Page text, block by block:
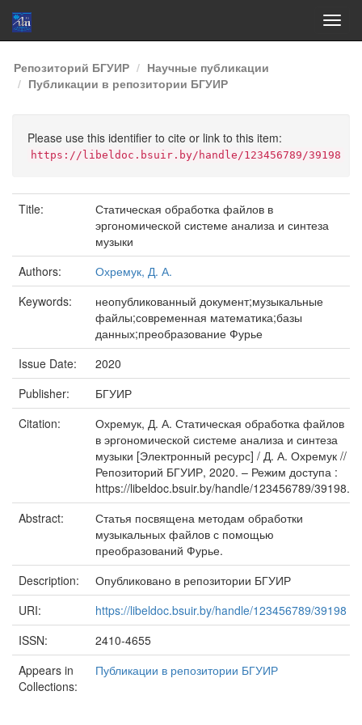
Skip
navigation
Репозиторий БГУИР
Научные публикации
Публикации в репозитории БГУИР
Please use this identifier to cite or link to this item:
https://libeldoc.bsuir.by/handle/123456789/39198
Title:
Статическая обработка файлов в
эргономической системе анализа и синтеза
музыки
Authors:
Охремук, Д. А.
Keywords:
неопубликованный документ;музыкальные
файлы;современная математика;базы
данных;преобразование Фурье
Issue Date:
2020
Publisher:
БГУИР
Citation:
Охремук, Д. А. Статическая обработка файлов
в эргономической системе анализа и синтеза
музыки [Электронный ресурс] / Д. А. Охремук //
Репозиторий БГУИР, 2020. – Режим доступа :
https://libeldoc.bsuir.by/handle/123456789/39198.
Abstract:
Статья посвящена методам обработки
музыкальных файлов с помощью
преобразований Фурье.
Description:
Опубликовано в репозитории БГУИР
URI:
https://libeldoc.bsuir.by/handle/123456789/39198
ISSN:
2410-4655
Appears in
Collections:
Публикации в репозитории БГУИР